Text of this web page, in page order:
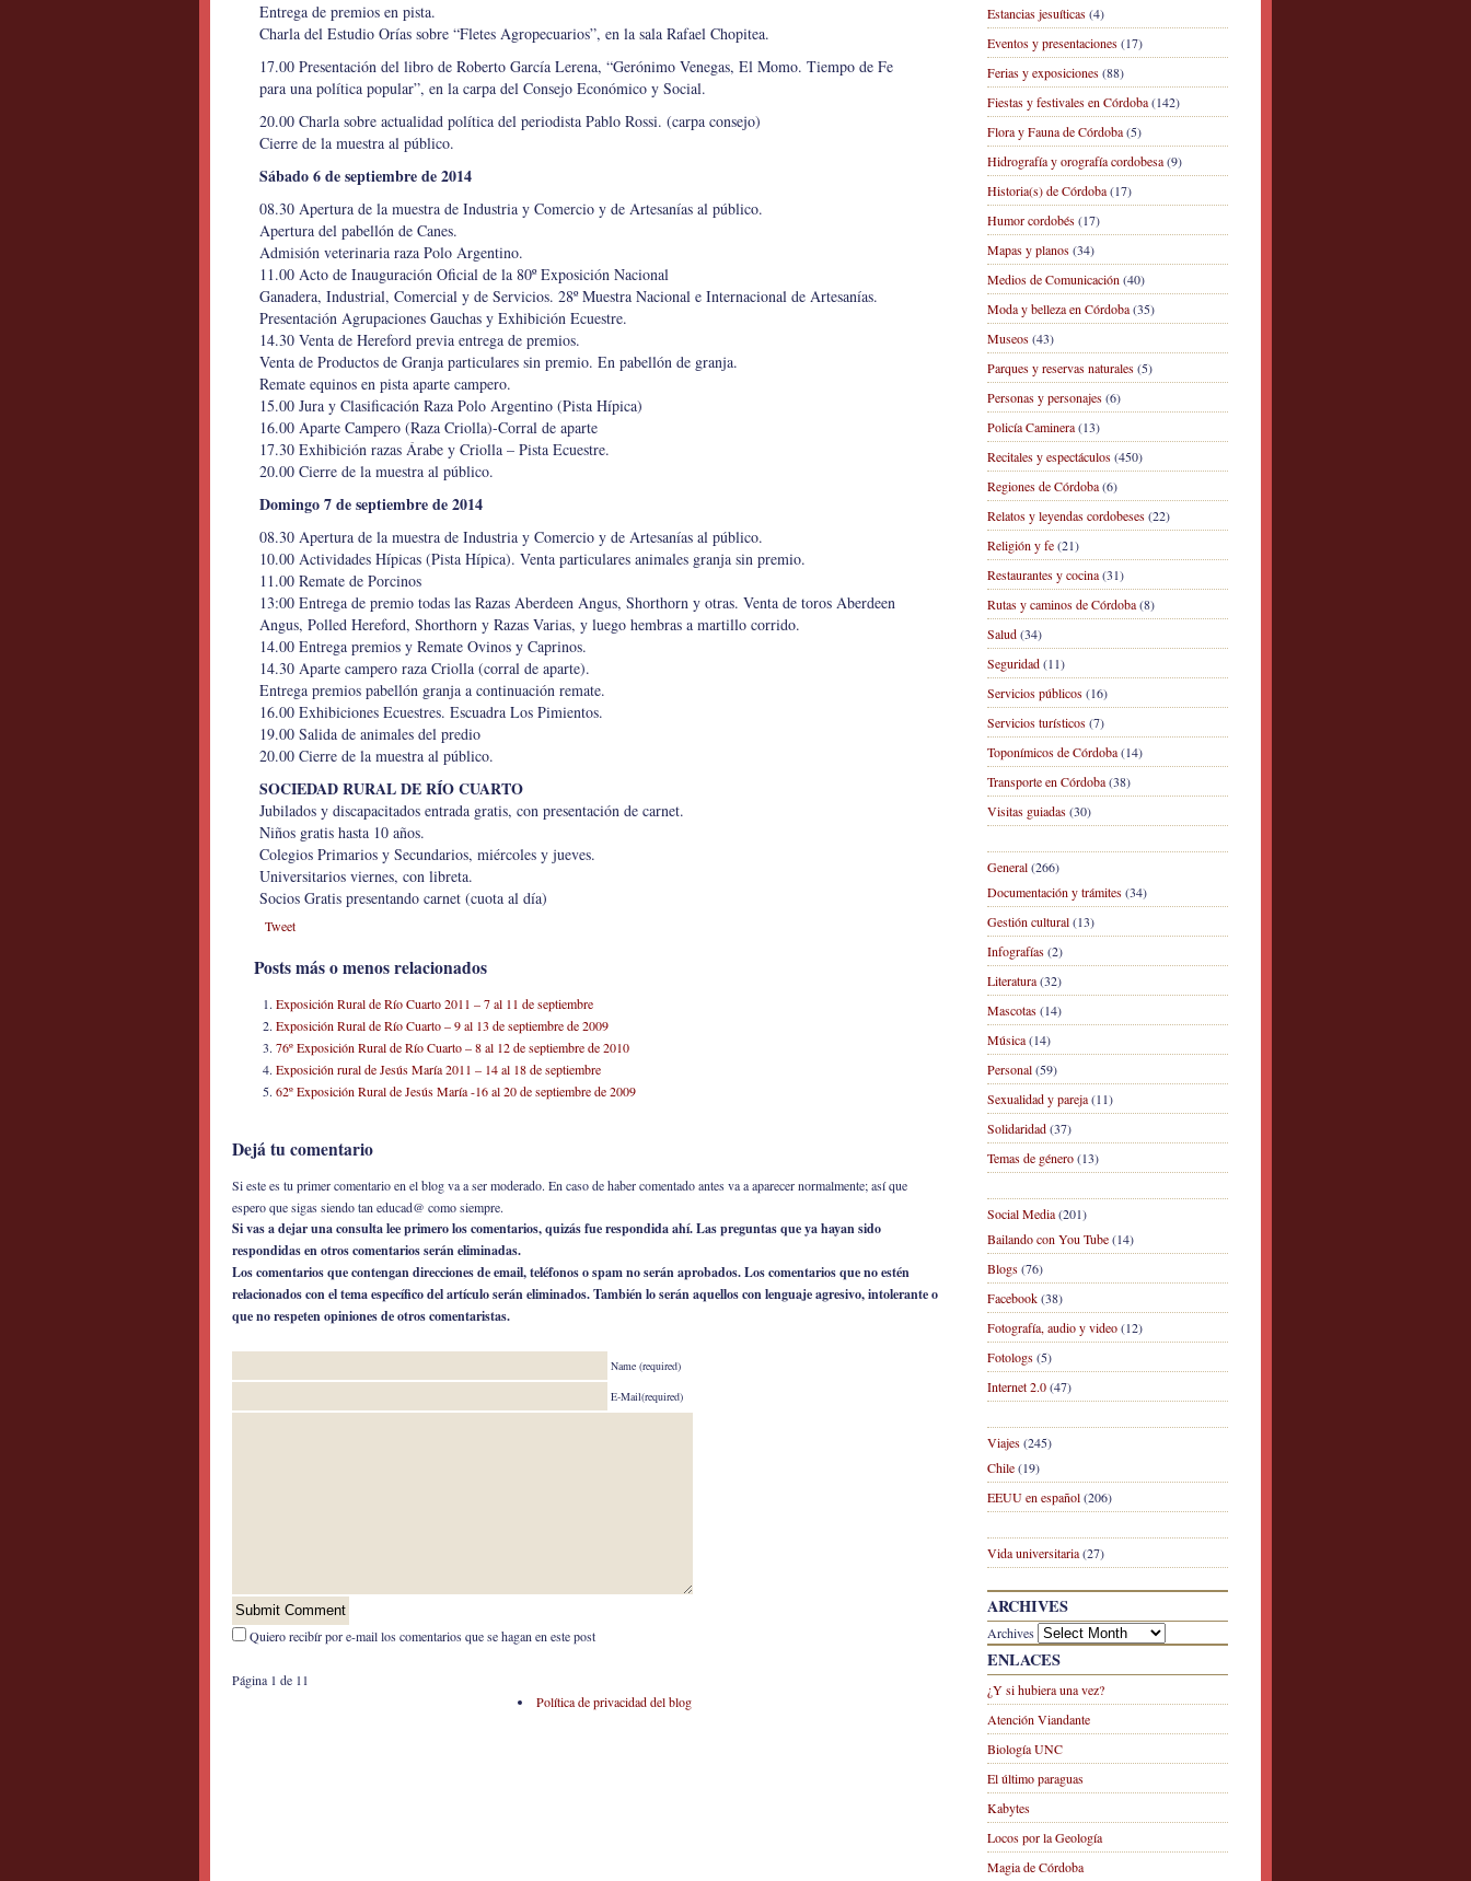
Estancias jesuíticas(4)
Eventos y presentaciones(17)
Ferias y exposiciones(88)
Fiestas y festivales en Córdoba(142)
Flora y Fauna de Córdoba(5)
Hidrografía y orografía cordobesa(9)
Historia(s) de Córdoba(17)
Humor cordobés(17)
Mapas y planos(34)
Medios de Comunicación (40)
Moda y belleza en Córdoba(35)
Museos(43)
Parques y reservas naturales(5)
Personas y personajes(6)
Policía Caminera(13)
Recitales y espectáculos(450)
Regiones de Córdoba(6)
Relatos y leyendas cordobeses(22)
Religión y fe(21)
Restaurantes y cocina(31)
Rutas y caminos de Córdoba(8)
Salud(34)
Seguridad(11)
Servicios públicos(16)
Servicios turísticos(7)
Toponímicos de Córdoba(14)
Transporte en Córdoba(38)
Visitas guiadas(30)
General(266)
Documentación y trámites(34)
Gestión cultural(13)
Infografías(2)
Literatura(32)
Mascotas(14)
Música(14)
Personal(59)
Sexualidad y pareja(11)
Solidaridad(37)
Temas de género(13)
Social Media(201)
Bailando con You Tube(14)
Blogs(76)
Facebook(38)
Fotografía, audio y video(12)
Fotologs(5)
Internet 2.0(47)
Viajes(245)
Chile(19)
EEUU en español(206)
Vida universitaria(27)
ARCHIVES
Archives
ENLACES
¿Y si hubiera una vez?
Atención Viandante
Biología UNC
El último paraguas
Kabytes
Locos por la Geología
Magia de Córdoba
Entrega de premios en pista.
Charla del Estudio Orías sobre “Fletes Agropecuarios”, en la sala Rafael Chopitea.
17.00 Presentación del libro de Roberto García Lerena, “Gerónimo Venegas, El Momo. Tiempo de Fe
para una política popular”, en la carpa del Consejo Económico y Social.
20.00 Charla sobre actualidad política del periodista Pablo Rossi. (carpa consejo)
Cierre de la muestra al público.
Sábado 6 de septiembre de 2014
08.30 Apertura de la muestra de Industria y Comercio y de Artesanías al público.
Apertura del pabellón de Canes.
Admisión veterinaria raza Polo Argentino.
11.00 Acto de Inauguración Oficial de la 80º Exposición Nacional
Ganadera, Industrial, Comercial y de Servicios. 28º Muestra Nacional e Internacional de Artesanías.
Presentación Agrupaciones Gauchas y Exhibición Ecuestre.
14.30 Venta de Hereford previa entrega de premios.
Venta de Productos de Granja particulares sin premio. En pabellón de granja.
Remate equinos en pista aparte campero.
15.00 Jura y Clasificación Raza Polo Argentino (Pista Hípica)
16.00 Aparte Campero (Raza Criolla)-Corral de aparte
17.30 Exhibición razas Árabe y Criolla – Pista Ecuestre.
20.00 Cierre de la muestra al público.
Domingo 7 de septiembre de 2014
08.30 Apertura de la muestra de Industria y Comercio y de Artesanías al público.
10.00 Actividades Hípicas (Pista Hípica). Venta particulares animales granja sin premio.
11.00 Remate de Porcinos
13:00 Entrega de premio todas las Razas Aberdeen Angus, Shorthorn y otras. Venta de toros Aberdeen
Angus, Polled Hereford, Shorthorn y Razas Varias, y luego hembras a martillo corrido.
14.00 Entrega premios y Remate Ovinos y Caprinos.
14.30 Aparte campero raza Criolla (corral de aparte).
Entrega premios pabellón granja a continuación remate.
16.00 Exhibiciones Ecuestres. Escuadra Los Pimientos.
19.00 Salida de animales del predio
20.00 Cierre de la muestra al público.
SOCIEDAD RURAL DE RÍO CUARTO
Jubilados y discapacitados entrada gratis, con presentación de carnet.
Niños gratis hasta 10 años.
Colegios Primarios y Secundarios, miércoles y jueves.
Universitarios viernes, con libreta.
Socios Gratis presentando carnet (cuota al día)
Tweet
Posts más o menos relacionados
Exposición Rural de Río Cuarto 2011 – 7 al 11 de septiembre
Exposición Rural de Río Cuarto – 9 al 13 de septiembre de 2009
76º Exposición Rural de Río Cuarto – 8 al 12 de septiembre de 2010
Exposición rural de Jesús María 2011 – 14 al 18 de septiembre
62º Exposición Rural de Jesús María -16 al 20 de septiembre de 2009
Dejá tu comentario
Si este es tu primer comentario en el blog va a ser moderado. En caso de haber comentado antes va a aparecer normalmente; así que
espero que sigas siendo tan educad@ como siempre.
Si vas a dejar una consulta lee primero los comentarios, quizás fue respondida ahí. Las preguntas que ya hayan sido
respondidas en otros comentarios serán eliminadas.
Los comentarios que contengan direcciones de email, teléfonos o spam no serán aprobados. Los comentarios que no estén
relacionados con el tema específico del artículo serán eliminados. También lo serán aquellos con lenguaje agresivo, intolerante o
que no respeten opiniones de otros comentaristas.
Name (required)
E-Mail(required)
Quiero recibír por e-mail los comentarios que se hagan en este post
Página 1 de 1 1
Política de privacidad del blog